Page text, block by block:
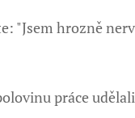
"Jsem hrozně
práce